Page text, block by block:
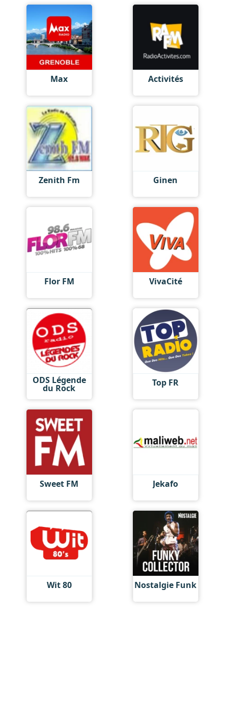
Max Activités
Zenith Fm Ginen
Flor FM VivaCité
ODS Légende
du Rock Top FR
Sweet FM Jekafo
Wit 80 Nostalgie Funk